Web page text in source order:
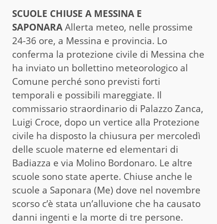
SCUOLE CHIUSE A MESSINA E
SAPONARAAllerta meteo, nelle prossime
24-36 ore, a Messina e provincia. Lo
conferma la protezione civile di Messina che
ha inviato un bollettino meteorologico al
Comune perché sono previsti forti
temporali e possibili mareggiate. Il
commissario straordinario di Palazzo Zanca,
Luigi Croce, dopo un vertice alla Protezione
civile ha disposto la chiusura per mercoledì
delle scuole materne ed elementari di
Badiazza e via Molino Bordonaro. Le altre
scuole sono state aperte. Chiuse anche le
scuole a Saponara (Me) dove nel novembre
scorso c’è stata un’alluvione che ha causato
danni ingenti e la morte di tre persone.